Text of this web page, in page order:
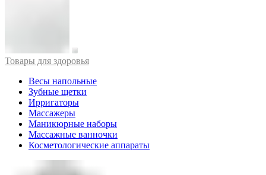
Товары для здоровья
Весы напольные
Зубные щетки
Ирригаторы
Массажеры
Маникюрные наборы
Массажные ванночки
Косметологические аппараты